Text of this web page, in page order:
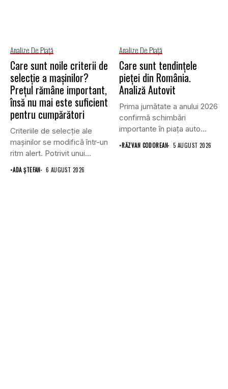
Analize De Piață
Care sunt noile criterii de
selecție a mașinilor?
Prețul rămâne important,
însă nu mai este suficient
pentru cumpărători
Criteriile de selecție ale
mașinilor se modifică într-un
ritm alert. Potrivit unui...
•ADA ȘTEFAN 6 AUGUST 2026
Analize De Piață
Care sunt tendințele
pieței din România.
Analiză Autovit
Prima jumătate a anului 2026
confirmă schimbări
importante în piața auto
din...
•RĂZVAN CODOREAN 5 AUGUST 2026